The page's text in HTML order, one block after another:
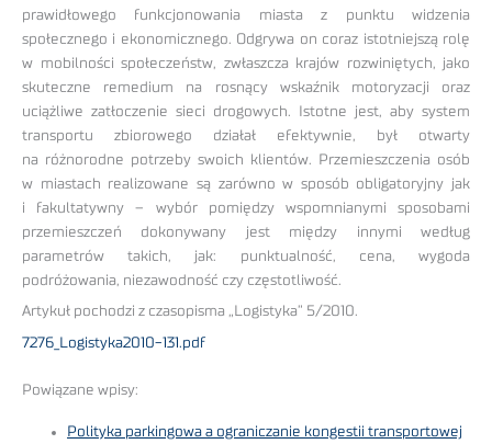
prawidłowego funkcjonowania miasta z punktu widzenia
społecznego i ekonomicznego. Odgrywa on coraz istotniejszą rolę
w mobilności społeczeństw, zwłaszcza krajów rozwiniętych, jako
skuteczne remedium na rosnący wskaźnik motoryzacji oraz
uciążliwe zatłoczenie sieci drogowych. Istotne jest, aby system
transportu zbiorowego działał efektywnie, był otwarty
na różnorodne potrzeby swoich klientów. Przemieszczenia osób
w miastach realizowane są zarówno w sposób obligatoryjny jak
i fakultatywny – wybór pomiędzy wspomnianymi sposobami
przemieszczeń dokonywany jest między innymi według
parametrów takich, jak: punktualność, cena, wygoda
podróżowania, niezawodność czy częstotliwość.
Artykuł pochodzi z czasopisma „Logistyka” 5/2010.
7276_Logistyka2010-131.pdf
Powiązane wpisy:
Polityka parkingowa a ograniczanie kongestii transportowej